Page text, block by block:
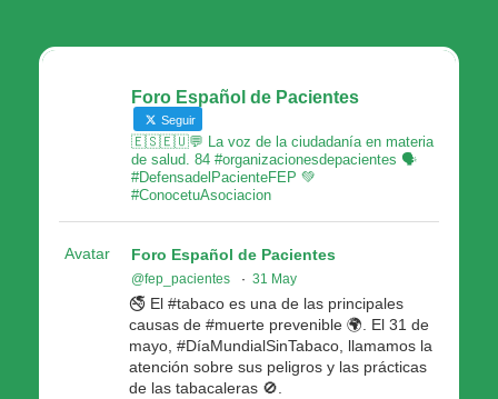
Foro Español de Pacientes
Seguir
🇪🇸🇪🇺💬 La voz de la ciudadanía en materia
de salud. 84 #organizacionesdepacientes 🗣
#DefensadelPacienteFEP 💚
#ConocetuAsociacion
Avatar Foro Español de Pacientes
@fep_pacientes · 31 May
🚭 El #tabaco es una de las principales
causas de #muerte prevenible 🌍. El 31 de
mayo, #DíaMundialSinTabaco, llamamos la
atención sobre sus peligros y las prácticas
de las tabacaleras 🚫.